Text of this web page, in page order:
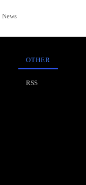
OTHER
RSS